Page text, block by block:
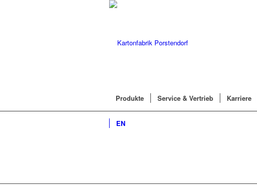
Produkte Service & Vertrieb Karriere
EN